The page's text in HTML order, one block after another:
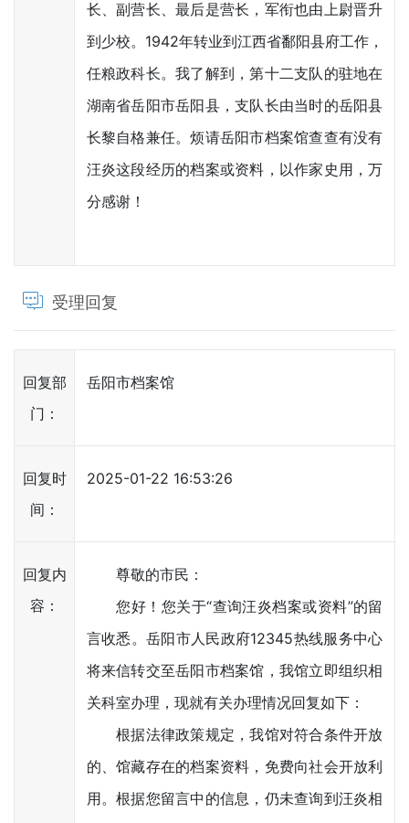
长、副营长、最后是营长，军衔也由上尉晋升
到少校。1942年转业到江西省鄱阳县府工作，
任粮政科长。我了解到，第十二支队的驻地在
湖南省岳阳市岳阳县，支队长由当时的岳阳县
长黎自格兼任。烦请岳阳市档案馆查查有没有
汪炎这段经历的档案或资料，以作家史用，万
分感谢！
受理回复
回复部
门：
岳阳市档案馆
回复时
间：
2025-01-22 16:53:26
回复内
容：
尊敬的市民：
您好！您关于“查询汪炎档案或资料”的留
言收悉。岳阳市人民政府12345热线服务中心
将来信转交至岳阳市档案馆，我馆立即组织相
关科室办理，现就有关办理情况回复如下：
根据法律政策规定，我馆对符合条件开放
的、馆藏存在的档案资料，免费向社会开放利
用。根据您留言中的信息，仍未查询到汪炎相